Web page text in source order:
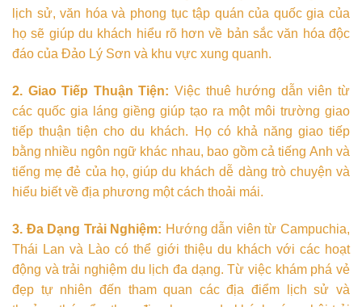
lịch sử, văn hóa và phong tục tập quán của quốc gia của
họ sẽ giúp du khách hiểu rõ hơn về bản sắc văn hóa độc
đáo của Đảo Lý Sơn và khu vực xung quanh.
2. Giao Tiếp Thuận Tiện: Việc thuê hướng dẫn viên từ
các quốc gia láng giềng giúp tạo ra một môi trường giao
tiếp thuận tiện cho du khách. Họ có khả năng giao tiếp
bằng nhiều ngôn ngữ khác nhau, bao gồm cả tiếng Anh và
tiếng mẹ đẻ của họ, giúp du khách dễ dàng trò chuyện và
hiểu biết về địa phương một cách thoải mái.
3. Đa Dạng Trải Nghiệm: Hướng dẫn viên từ Campuchia,
Thái Lan và Lào có thể giới thiệu du khách với các hoạt
động và trải nghiệm du lịch đa dạng. Từ việc khám phá vẻ
đẹp tự nhiên đến tham quan các địa điểm lịch sử và